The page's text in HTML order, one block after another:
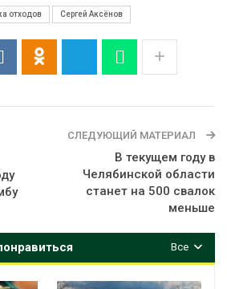
отходов Сергей Аксёнов
СЛЕДУЮЩИЙ МАТЕРИАЛ
В текущем году в
Челябинской области
станет на 500 свалок
меньше
Все